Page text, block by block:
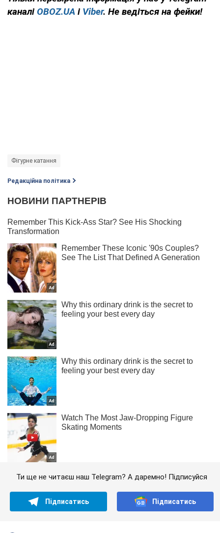
каналі OBOZ.UA і Viber. Не ведіться на фейки!
Фігурне катання
Редакційна політика
Ти ще не читаєш наш Telegram? А даремно! Підписуйся
Підписатись Підписатись